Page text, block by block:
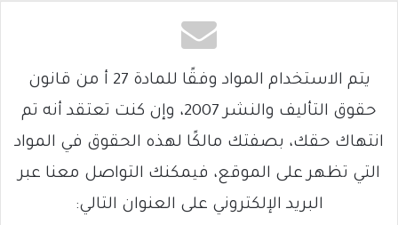
يتم الاستخدام المواد وفقًا للمادة 27 أ من قانون
حقوق التأليف والنشر 2007، وإن كنت تعتقد أنه تم
انتهاك حقك، بصفتك مالكًا لهذه الحقوق في المواد
التي تظهر على الموقع، فيمكنك التواصل معنا عبر
البريد الإلكتروني على العنوان التالي: